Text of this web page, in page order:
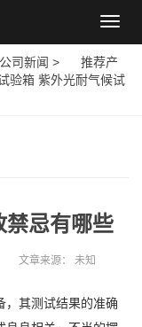
导
菜
单
公司新闻 > 推荐产
验箱 紫外光耐气候试
禁忌有哪些
文章来源： 未知
，其测试结果的准确